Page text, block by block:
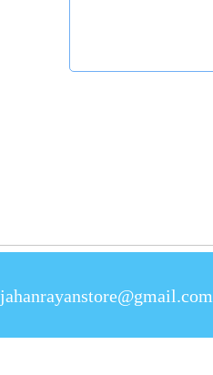
jahanrayanstore@gmail.com